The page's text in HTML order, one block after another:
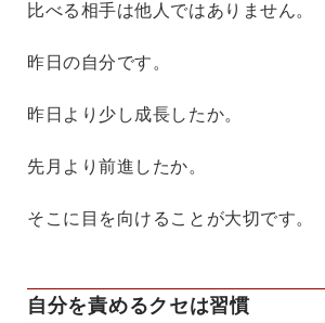
比べる相手は他人ではありません。
昨日の自分です。
昨日より少し成長したか。
先月より前進したか。
そこに目を向けることが大切です。
自分を責めるクセは習慣